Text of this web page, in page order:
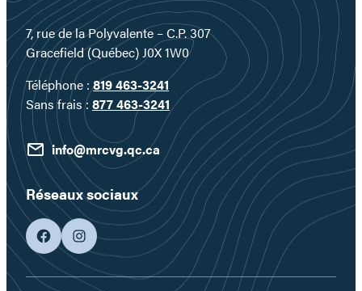
7, rue de la Polyvalente – C.P. 307
Gracefield (Québec) J0X 1W0
Téléphone :819 463-3241
Sans frais : 877 463-3241
info@mrcvg.qc.ca
Réseaux sociaux
facebookgoogleplus